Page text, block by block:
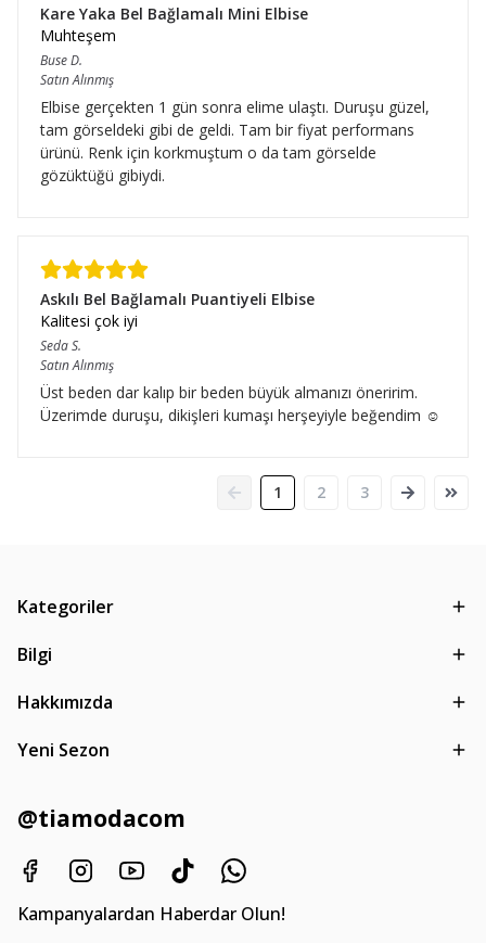
Kare Yaka Bel Bağlamalı Mini Elbise
Muhteşem
BuseD.
Satın Alınmış
Elbise gerçekten 1 gün sonra elime ulaştı. Duruşu güzel,
tam görseldeki gibi de geldi. Tam bir fiyat performans
ürünü. Renk için korkmuştum o da tam görselde
gözüktüğü gibiydi.
Askılı Bel Bağlamalı Puantiyeli Elbise
Kalitesi çok iyi
SedaS.
Satın Alınmış
Üst beden dar kalıp bir beden büyük almanızı öneririm.
Üzerimde duruşu, dikişleri kumaşı herşeyiyle beğendim ☺️
1 2 3
Kategoriler
Bilgi
Hakkımızda
Yeni Sezon
@tiamodacom
Kampanyalardan Haberdar Olun!